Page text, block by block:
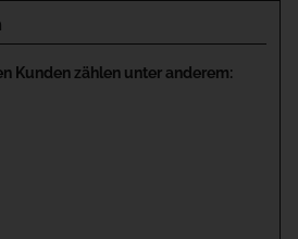
Kunden zählen unter anderem: